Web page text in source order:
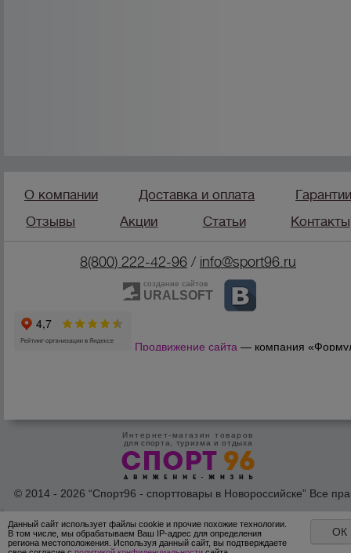
О компании Доставка и оплата
Отзывы
Акции Статьи Контакты
8(800) 222-42-96/ info@sport96.ru
создание сайтов
URALSOFT
Продвижение сайта — компания
Интернет-магазин товаров
для спорта, туризма и отдыха
© 2014 - 2026 “Спорт96 - спорттовары в Новороссийске” Все
Данный сайт использует файлы cookie и прочие похожие технологии.
В том числе, мы обрабатываем Ваш IP-адрес для определения
региона местоположения. Используя данный сайт, вы подтверждаете
ОК